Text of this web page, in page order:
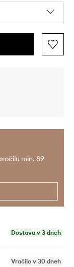
min. 89
Dostava v 3 dneh
Vračilo v 30 dneh